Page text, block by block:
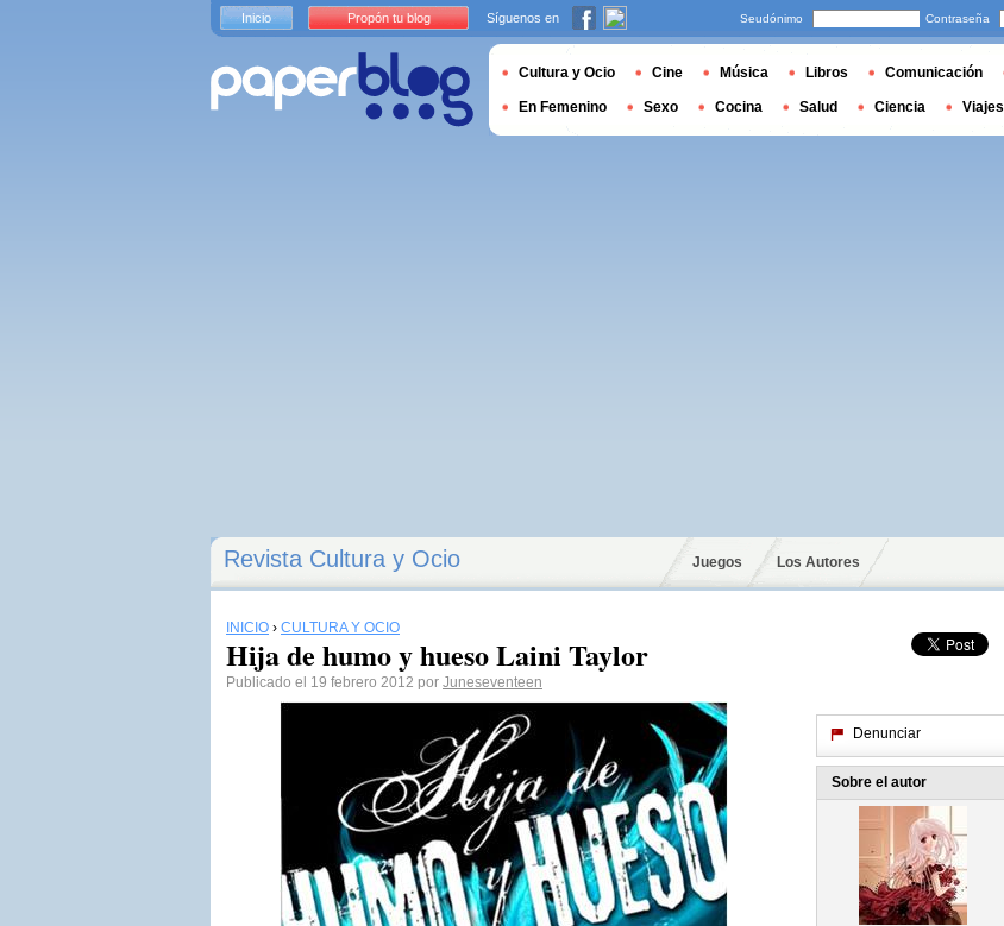
Revista Cultura y Ocio Juegos Los Autores
INICIO › CULTURA Y OCIO
Hija de humo y hueso Laini Taylor
Publicado el 19 febrero 2012 por Juneseventeen
Denunciar
Sobre el autor
Inicio Propón tu blog Síguenos en Seudónimo Contraseña
Cultura y Ocio Cine Música Libros Comunicación
En Femenino Sexo Cocina Salud Ciencia Viajes